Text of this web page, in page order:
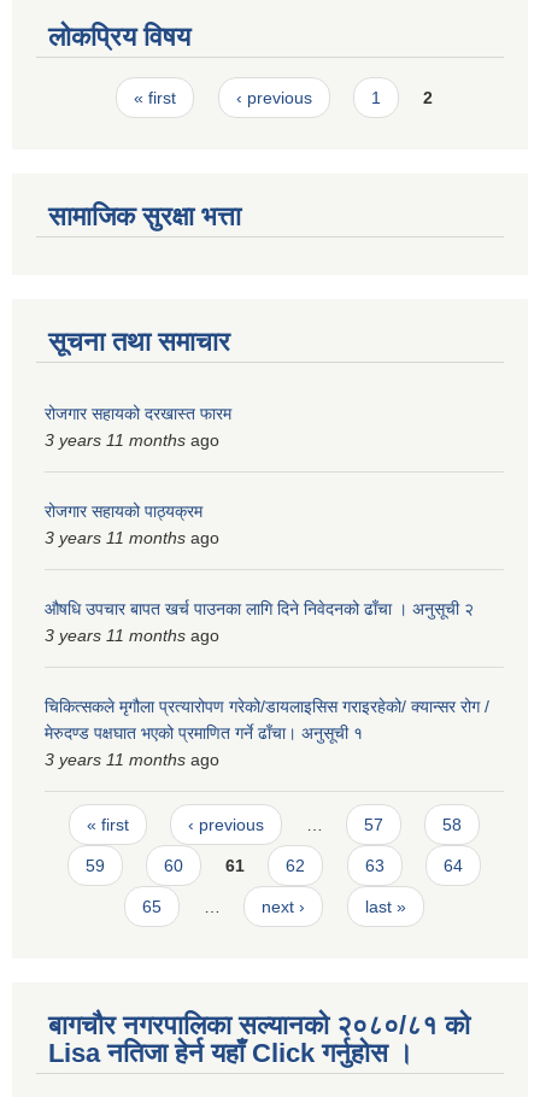
लोकप्रिय विषय
Pages« first ‹ previous 1 2
सामाजिक सुरक्षा भत्ता
सूचना तथा समाचार
रोजगार सहायको दरखास्त फारम
3 years 11 months ago
रोजगार सहायको पाठ्यक्रम
3 years 11 months ago
औषधि उपचार बापत खर्च पाउनका लागि दिने निवेदनको ढाँचा । अनुसूची २
3 years 11 months ago
चिकित्सकले मृगौला प्रत्यारोपण गरेको/डायलाइसिस गराइरहेको/ क्यान्सर रोग /
मेरुदण्ड पक्षघात भएको प्रमाणित गर्ने ढाँचा। अनुसूची १
3 years 11 months ago
Pages
« first ‹ previous … 57 58
59 60 61 62 63 64
65 … next › last »
बागचौर नगरपालिका सल्यानको २०८०/८१ को
Lisa नतिजा हेर्न यहाँ Click गर्नुहोस ।